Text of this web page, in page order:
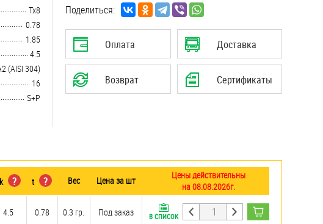
Tx8
0.78
1.85
4.5
(AISI 304)
16
S+P
Поделиться:
Оплата Доставка
Возврат Сертификаты
? t ? Вес Цена за шт
Цены действительны
на 08.08.2026г.
4.5 0.78 0.3 гр. Под заказ В СПИСОК